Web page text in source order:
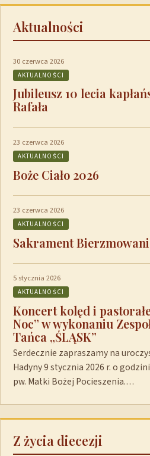
Aktualności
30 czerwca 2026
AKTUALNOŚCI
Jubileusz 10 lecia
Rafała
23 czerwca 2026
AKTUALNOŚCI
Boże Ciało 2026
23 czerwca 2026
AKTUALNOŚCI
Sakrament
5 stycznia 2026
AKTUALNOŚCI
Koncert kolęd i
Noc” w wykonaniu
Tańca „ŚLĄSK”
Serdecznie zapraszamy na
Hadyny 9 stycznia 2026 r. o
pw. Matki Bożej Pocieszenia.…
Z życia diecezji